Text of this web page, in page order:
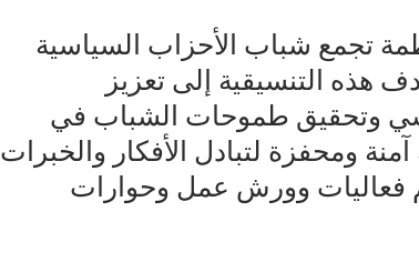
تجمع شباب الأحزاب السياسية
هذه التنسيقية إلى تعزيز
وتحقيق طموحات الشباب في
آمنة ومحفزة لتبادل الأفكار والخبرات
فعاليات وورش عمل وحوارات